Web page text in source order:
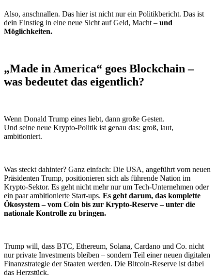
Also, anschnallen. Das hier ist nicht nur ein Politikbericht. Das ist
dein Einstieg in eine neue Sicht auf Geld, Macht – und
Möglichkeiten.
„Made in America“ goes Blockchain –
was bedeutet das eigentlich?
Wenn Donald Trump eines liebt, dann große Gesten.
Und seine neue Krypto-Politik ist genau das: groß, laut,
ambitioniert.
Was steckt dahinter? Ganz einfach: Die USA, angeführt vom neuen
Präsidenten Trump, positionieren sich als führende Nation im
Krypto-Sektor. Es geht nicht mehr nur um Tech-Unternehmen oder
ein paar ambitionierte Start-ups. Es geht darum, das komplette
Ökosystem – vom Coin bis zur Krypto-Reserve – unter die
nationale Kontrolle zu bringen.
Trump will, dass BTC, Ethereum, Solana, Cardano und Co. nicht
nur private Investments bleiben – sondern Teil einer neuen digitalen
Finanzstrategie der Staaten werden. Die Bitcoin-Reserve ist dabei
das Herzstück.